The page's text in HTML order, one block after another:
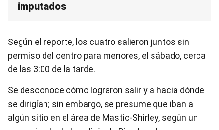
imputados
Según el reporte, los cuatro salieron juntos sin
permiso del centro para menores, el sábado, cerca
de las 3:00 de la tarde.
Se desconoce cómo lograron salir y a hacia dónde
se dirigían; sin embargo, se presume que iban a
algún sitio en el área de Mastic-Shirley, según un